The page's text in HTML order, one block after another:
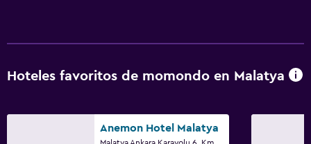
Hoteles favoritos de momondo en Malatya
Anemon Hotel Malatya